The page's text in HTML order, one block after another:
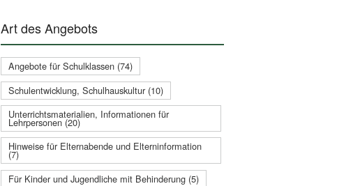
Art des Angebots
Angebote für Schulklassen (74)
Schulentwicklung, Schulhauskultur (10)
Unterrichtsmaterialien, Informationen für
Lehrpersonen (20)
Hinweise für Elternabende und Elterninformation
(7)
Für Kinder und Jugendliche mit Behinderung (5)